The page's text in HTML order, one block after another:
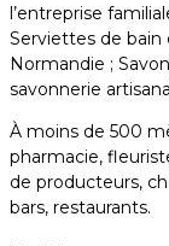
l’entreprise
Serviettes de bain
Normandie ;
savonnerie
À moins de 500
pharmacie,
de producteurs,
bars, restaurants.